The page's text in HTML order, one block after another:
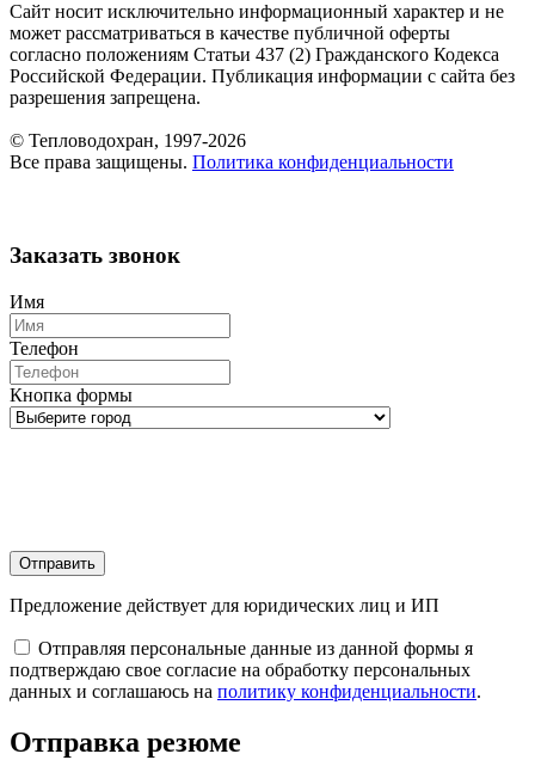
Сайт носит исключительно информационный характер и не
может рассматриваться в качестве публичной оферты
согласно положениям Статьи 437 (2) Гражданского Кодекса
Российской Федерации. Публикация информации с сайта без
разрешения запрещена.
© Тепловодохран, 1997-2026
Все права защищены. Политика конфиденциальности
Заказать звонок
Имя
Телефон
Кнопка формы
Отправить
Предложение действует для юридических лиц и ИП
Отправляя персональные данные из данной формы я
подтверждаю свое согласие на обработку персональных
данных и соглашаюсь на политику конфиденциальности.
Отправка резюме